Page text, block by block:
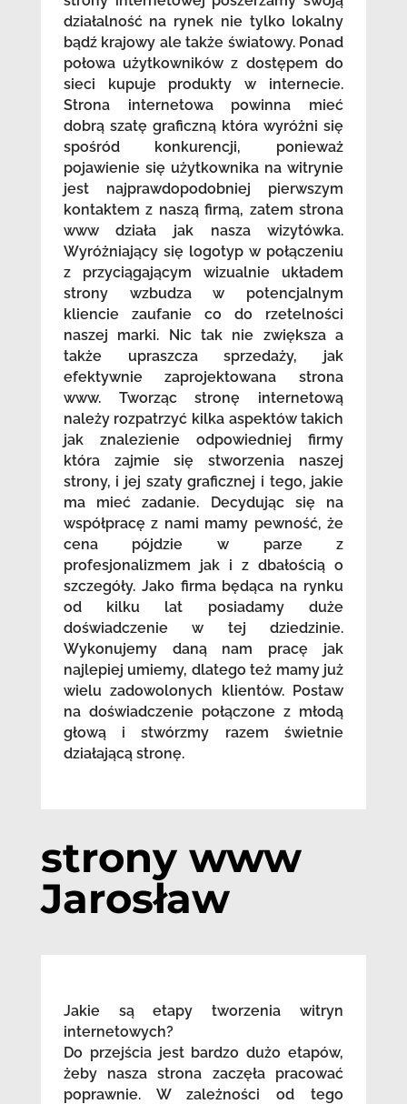
działalność na rynek nie tylko lokalny
bądź krajowy ale także światowy. Ponad
połowa użytkowników z dostępem do
sieci kupuje produkty w internecie.
Strona internetowa powinna mieć
dobrą szatę graficzną która wyróżni się
spośród konkurencji, ponieważ
pojawienie się użytkownika na witrynie
jest najprawdopodobniej pierwszym
kontaktem z naszą firmą, zatem strona
www działa jak nasza wizytówka.
Wyróżniający się logotyp w połączeniu
z przyciągającym wizualnie układem
strony wzbudza w potencjalnym
kliencie zaufanie co do rzetelności
naszej marki. Nic tak nie zwiększa a
także upraszcza sprzedaży, jak
efektywnie zaprojektowana strona
www. Tworząc stronę internetową
należy rozpatrzyć kilka aspektów takich
jak znalezienie odpowiedniej firmy
która zajmie się stworzenia naszej
strony, i jej szaty graficznej i tego, jakie
ma mieć zadanie. Decydując się na
współpracę z nami mamy pewność, że
cena pójdzie w parze z
profesjonalizmem jak i z dbałością o
szczegóły. Jako firma będąca na rynku
od kilku lat posiadamy duże
doświadczenie w tej dziedzinie.
Wykonujemy daną nam pracę jak
najlepiej umiemy, dlatego też mamy już
wielu zadowolonych klientów. Postaw
na doświadczenie połączone z młodą
głową i stwórzmy razem świetnie
działającą stronę.
strony www
Jarosław
Jakie są etapy tworzenia witryn
internetowych?
Do przejścia jest bardzo dużo etapów,
żeby nasza strona zaczęła pracować
poprawnie. W zależności od tego